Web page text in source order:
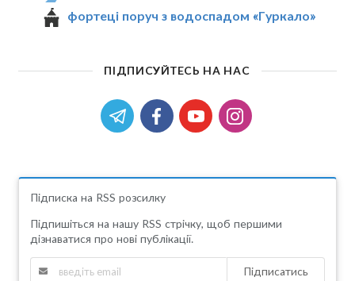
фортеці поруч з водоспадом «Гуркало»
ПІДПИСУЙТЕСЬ НА НАС
Підписка на RSS розсилку
Підпишіться на нашу RSS стрічку, щоб першими
дізнаватися про нові публікації.
Підписатись